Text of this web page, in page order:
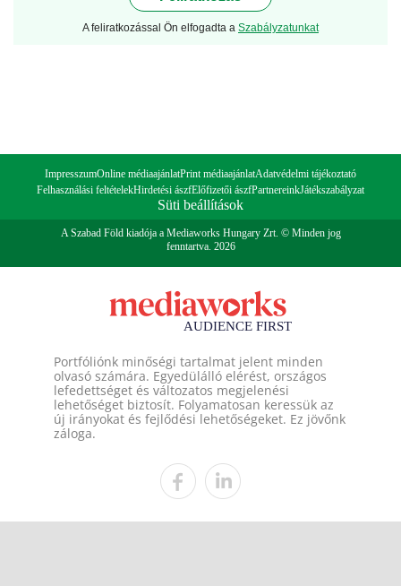
A feliratkozással Ön elfogadta a Szabályzatunkat
ImpresszumOnline médiaajánlatPrint médiaajánlatAdatvédelmi tájékoztató
Felhasználási feltételekHirdetési ászfElőfizetői ászfPartnereinkJátékszabályzat
Süti beállítások
A Szabad Föld kiadója a Mediaworks Hungary Zrt. © Minden jog
fenntartva. 2026
Portfóliónk minőségi tartalmat jelent minden
olvasó számára. Egyedülálló elérést, országos
lefedettséget és változatos megjelenési
lehetőséget biztosít. Folyamatosan keressük az
új irányokat és fejlődési lehetőségeket. Ez jövőnk
záloga.